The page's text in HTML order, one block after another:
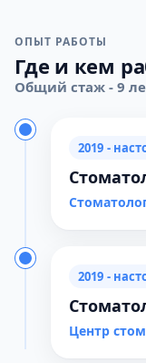
ОПЫТ РАБОТЫ
Где и кем
Общий стаж - 9
2019 -
2019 -
Центр